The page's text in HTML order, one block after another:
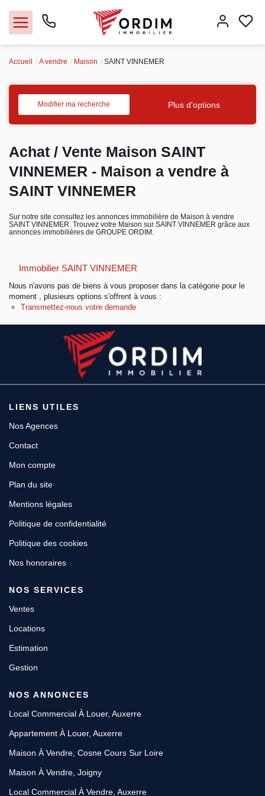
Acheter
Vendre
Immobilier pro
Faire gérer
Syndic
Espace client
Accueil A vendre Maison SAINT VINNEMER
Modifier ma recherche Plus d'options
Achat / Vente Maison SAINT
VINNEMER - Maison a vendre à
SAINT VINNEMER
Sur notre site consultez les annonces immobilière de Maison à vendre
SAINT VINNEMER. Trouvez votre Maison sur SAINT VINNEMER grâce aux
annonces immobilières de GROUPE ORDIM.
Immobilier SAINT VINNEMER
Nous n'avons pas de biens à vous proposer dans la catégorie pour le
moment , plusieurs options s'offrent à vous :
Transmettez-nous votre demande
LIENS UTILES
Nos Agences
Contact
Mon compte
Plan du site
Mentions légales
Politique de confidentialité
Politique des cookies
Nos honoraires
NOS SERVICES
Ventes
Locations
Estimation
Gestion
NOS ANNONCES
Local Commercial À Louer, Auxerre
Appartement À Louer, Auxerre
Maison À Vendre, Cosne Cours Sur Loire
Maison À Vendre, Joigny
Local Commercial À Vendre, Auxerre